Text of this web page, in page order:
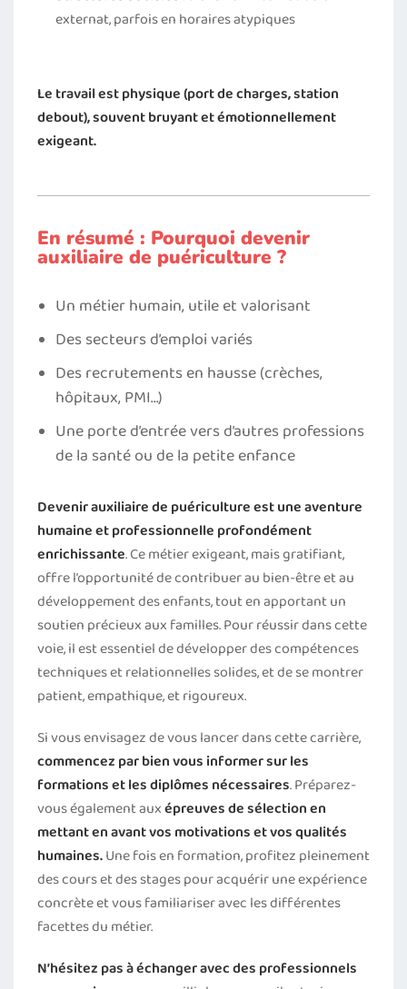
externat, parfois en horaires atypiques
Le travail est physique (port de charges, station
debout), souvent bruyant et émotionnellement
exigeant.
En résumé : Pourquoi devenir
auxiliaire de puériculture ?
Un métier humain, utile et valorisant
Des secteurs d’emploi variés
Des recrutements en hausse (crèches,
hôpitaux, PMI…)
Une porte d’entrée vers d’autres professions
de la santé ou de la petite enfance
Devenir auxiliaire de puériculture est une aventure
humaine et professionnelle profondément
enrichissante. Ce métier exigeant, mais gratifiant,
offre l’opportunité de contribuer au bien-être et au
développement des enfants, tout en apportant un
soutien précieux aux familles. Pour réussir dans cette
voie, il est essentiel de développer des compétences
techniques et relationnelles solides, et de se montrer
patient, empathique, et rigoureux.
Si vous envisagez de vous lancer dans cette carrière,
commencez par bien vous informer sur les
formations et les diplômes nécessaires. Préparez-
vous également auxépreuves de sélection en
mettant en avant vos motivations et vos qualités
humaines.Une fois en formation, profitez pleinement
des cours et des stages pour acquérir une expérience
concrète et vous familiariser avec les différentes
facettes du métier.
N’hésitez pas à échanger avec des professionnels